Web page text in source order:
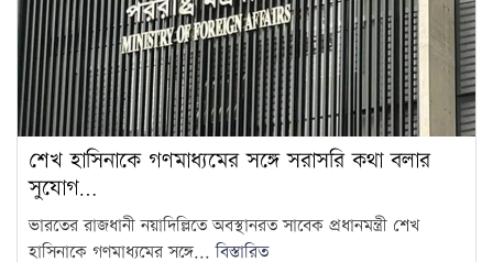
শেখ হাসিনাকে গণমাধ্যমের সঙ্গে সরাসরি কথা বলার
সুযোগ…
ভারতের রাজধানী নয়াদিল্লিতে অবস্থানরত সাবেক প্রধানমন্ত্রী শেখ
হাসিনাকে গণমাধ্যমের সঙ্গে...বিস্তারিত